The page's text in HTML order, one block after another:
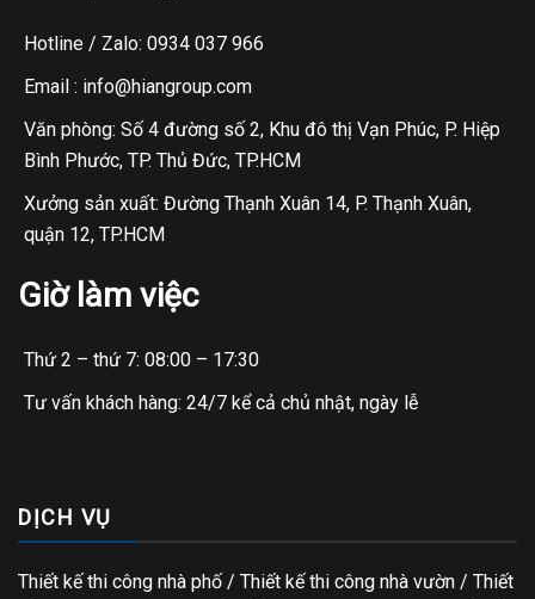
Hotline / Zalo: 0934 037 966
Email : info@hiangroup.com
Văn phòng: Số 4 đường số 2, Khu đô thị Vạn Phúc, P. Hiệp
Bình Phước, TP. Thủ Đức, TP.HCM
Xưởng sản xuất: Đường Thạnh Xuân 14, P. Thạnh Xuân,
quận 12, TP.HCM
Giờ làm việc
Thứ 2 – thứ 7: 08:00 – 17:30
Tư vấn khách hàng: 24/7 kể cả chủ nhật, ngày lễ
DỊCH VỤ
Thiết kế thi công nhà phố / Thiết kế thi công nhà vườn / Thiết